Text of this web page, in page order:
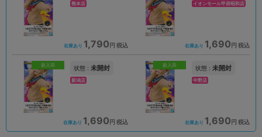
熊本店
在庫あり 1,790 円 税込
イオンモール甲府昭和店
在庫あり 1,690 円 税込
新入荷 状態 : 未開封
新潟店
在庫あり 1,690 円 税込
新入荷 状態 : 未開封
中野店
在庫あり 1,690 円 税込